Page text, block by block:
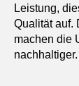
Leistung,
Qualität auf.
machen die
nachhaltiger.